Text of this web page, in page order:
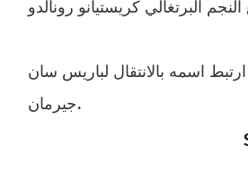
ارتبط اسمه بالانتقال لباريس سان
جيرمان.